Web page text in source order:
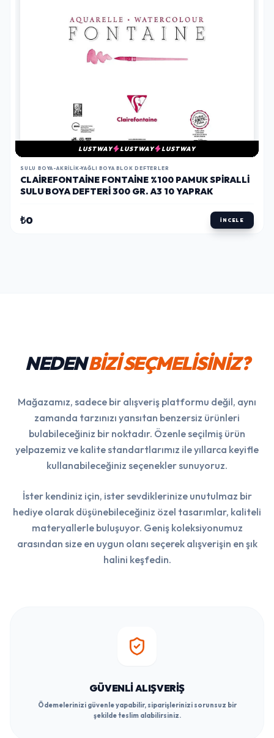
LUSTWAY LUSTWAY LUSTWAY
SULU BOYA-AKRILIK-YAĞLI BOYA BLOK DEFTERLER
CLAIREFONTAINE FONTAINE %100 PAMUK SPIRALLI
SULU BOYA DEFTERI 300 GR. A3 10 YAPRAK
₺0 İNCELE
NEDENBİZİ SEÇMELİSİNİZ?
Mağazamız, sadece bir alışveriş platformu değil, aynı
zamanda tarzınızı yansıtan benzersiz ürünleri
bulabileceğiniz bir noktadır. Özenle seçilmiş ürün
yelpazemiz ve kalite standartlarımız ile yıllarca keyifle
kullanabileceğiniz seçenekler sunuyoruz.
İster kendiniz için, ister sevdiklerinize unutulmaz bir
hediye olarak düşünebileceğiniz özel tasarımlar, kaliteli
materyallerle buluşuyor. Geniş koleksiyonumuz
arasından size en uygun olanı seçerek alışverişin en şık
halini keşfedin.
GÜVENLI ALIŞVERIŞ
Ödemelerinizi güvenle yapabilir, siparişlerinizi sorunsuz bir
şekilde teslim alabilirsiniz.